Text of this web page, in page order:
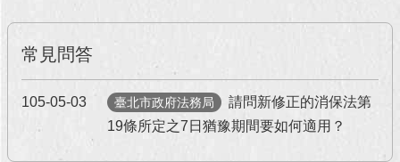
常見問答
105-05-03 臺北市政府法務局
請問新修正的消保法第
19條所定之7日猶豫期間要如何適用？